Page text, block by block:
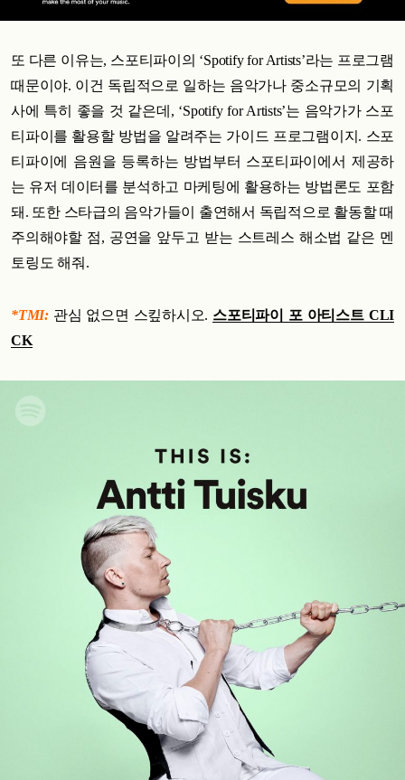
또 다른 이유는, 스포티파이의 ‘Spotify for Artists’라는 프로그램
때문이야. 이건 독립적으로 일하는 음악가나 중소규모의 기획
사에 특히 좋을 것 같은데, ‘Spotify for Artists’는 음악가가 스포
티파이를 활용할 방법을 알려주는 가이드 프로그램이지. 스포
티파이에 음원을 등록하는 방법부터 스포티파이에서 제공하
는 유저 데이터를 분석하고 마케팅에 활용하는 방법론도 포함
돼. 또한 스타급의 음악가들이 출연해서 독립적으로 활동할 때
주의해야할 점, 공연을 앞두고 받는 스트레스 해소법 같은 멘
토링도 해줘.
*TMI: 관심 없으면 스킾하시오. 스포티파이 포 아티스트 CLI
CK